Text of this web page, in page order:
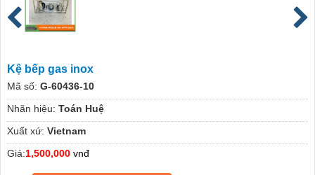
Kệ bếp gas inox
Mã số: G-60436-10
Nhãn hiệu: Toán Huệ
Xuất xứ: Vietnam
Giá:1,500,000 vnđ